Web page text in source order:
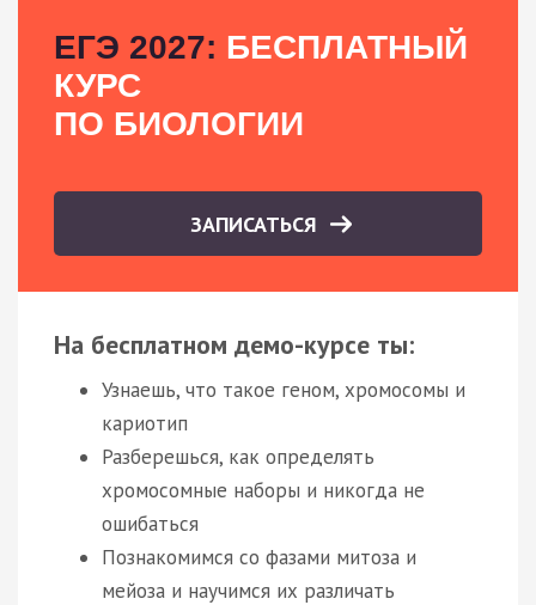
ЕГЭ 2027: БЕСПЛАТНЫЙ
КУРС
ПО БИОЛОГИИ
ЗАПИСАТЬСЯ
На бесплатном демо-курсе ты:
Узнаешь, что такое геном, хромосомы и
кариотип
Разберешься, как определять
хромосомные наборы и никогда не
ошибаться
Познакомимся со фазами митоза и
мейоза и научимся их различать